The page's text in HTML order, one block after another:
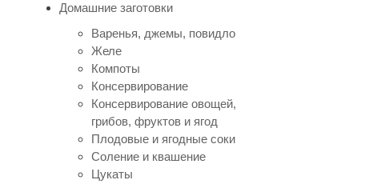
Домашние заготовки
Варенья, джемы, повидло
Желе
Компоты
Консервирование
Консервирование овощей,
грибов, фруктов и ягод
Плодовые и ягодные соки
Соление и квашение
Цукаты